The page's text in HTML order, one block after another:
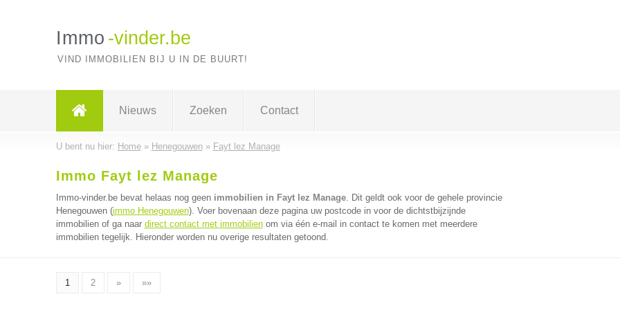
Immo -vinder.be
VIND IMMOBILIEN BIJ U IN DE BUURT!
Nieuws Zoeken Contact
U bent nu hier: Home» Henegouwen» Fayt lez Manage
Immo Fayt lez Manage
Immo-vinder.be bevat helaas nog geen immobilien in Fayt lez Manage. Dit geldt ook voor de gehele provincie
Henegouwen (immo Henegouwen). Voer bovenaan deze pagina uw postcode in voor de dichtstbijzijnde
immobilien of ga naar direct contact met immobilienom via één e-mail in contact te komen met meerdere
immobilien tegelijk. Hieronder worden nu overige resultaten getoond.
1 2 » »»